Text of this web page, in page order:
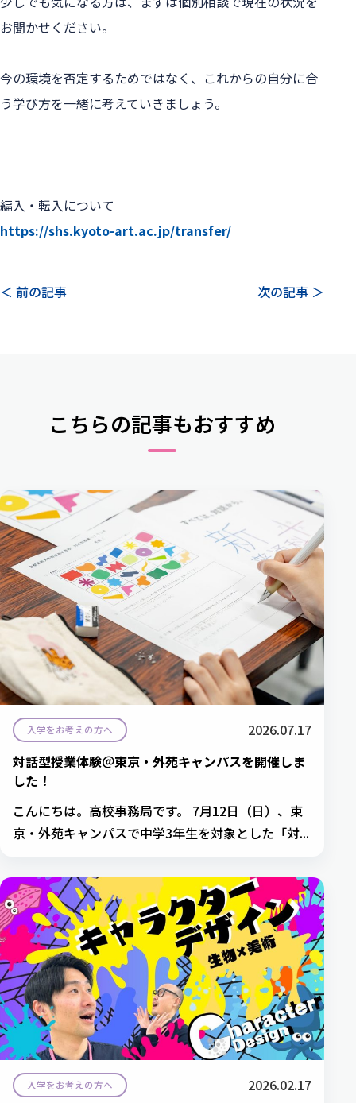
お聞かせください。
今の環境を否定するためではなく、これからの自分に合
う学び方を一緒に考えていきましょう。
https://shs.kyoto-art.ac.jp/transfer/
＜ 前の記事 次の記事 ＞
こちらの記事もおすすめ
入学をお考えの方へ
2026.07.17
対話型授業体験＠東京・外苑キャンパスを開催しま
した！
こんにちは。高校事務局です。 7月12日（日）、東
京・外苑キャンパスで中学3年生を対象とした「対...
入学をお考えの方へ
2026.02.17